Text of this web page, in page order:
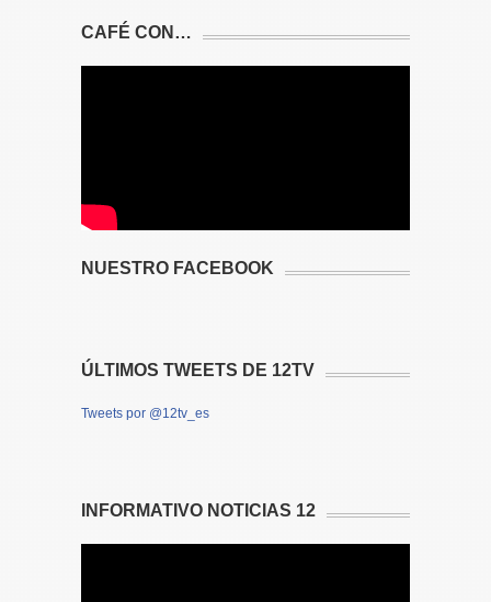
CAFÉ CON…
NUESTRO FACEBOOK
ÚLTIMOS TWEETS DE 12TV
Tweets por @12tv_es
INFORMATIVO NOTICIAS 12